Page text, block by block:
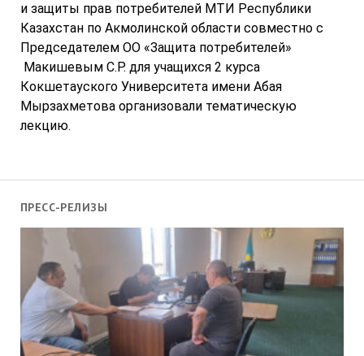
ПРЕСС-РЕЛИЗЫ
и защиты прав потребителей МТИ Республики
Казахстан по Акмолинской области совместно с
Председателем ОО «Защита потребителей»
Макишевым С.Р. для учащихся 2 курса
Кокшетауского Университета имени Абая
Мырзахметова организовали тематическую
лекцию.